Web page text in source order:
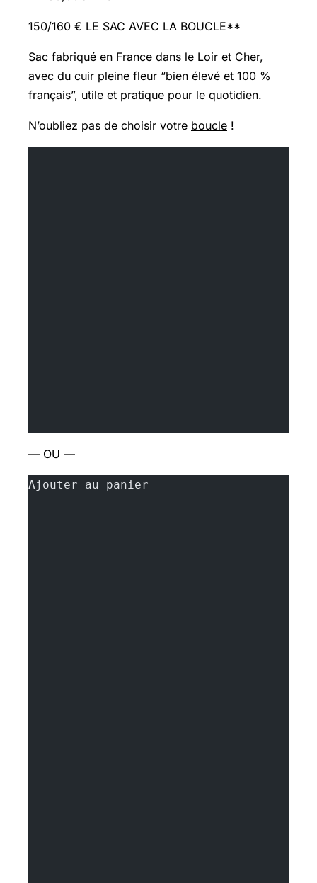
150/160 € LE SAC AVEC LA BOUCLE**
Sac fabriqué en France dans le Loir et Cher,
avec du cuir pleine fleur “bien élevé et 100 %
français”, utile et pratique pour le quotidien.
N’oubliez pas de choisir votre boucle !
— OU —
Ajouter au panier